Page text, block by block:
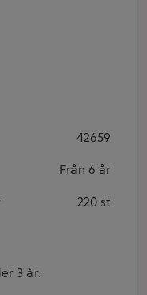
42659
Från 6 år
220 st
3 år.